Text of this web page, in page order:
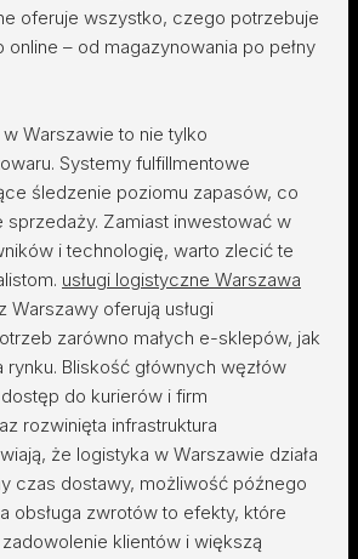
oferuje wszystko, czego potrzebuje
– od magazynowania po pełny
Warszawie to nie tylko
Systemy fulfillmentowe
śledzenie poziomu zapasów, co
sprzedaży. Zamiast inwestować w
i technologię, warto zlecić te
usługi logistyczne Warszawa
Warszawy oferują usługi
zarówno małych e-sklepów, jak
Bliskość głównych węzłów
do kurierów i firm
rozwinięta infrastruktura
że logistyka w Warszawie działa
czas dostawy, możliwość późnego
obsługa zwrotów to efekty, które
zadowolenie klientów i większą